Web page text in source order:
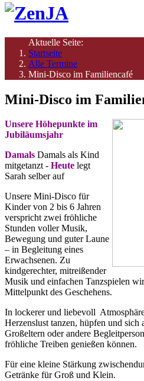
Aktuelle Seite:
Startseite
Alle Termine
Mini-Disco im Familiencafé
Mini-Disco im
Unsere Höhepunkte im
Jubiläumsjahr
Damals Damals als Kind
mitgetanzt- Heute legt
Sarah selber auf
Unsere Mini-Disco für
Kinder von 2 bis 6 Jahren
verspricht zwei fröhliche
Stunden voller Musik,
Bewegung und guter Laune
– in Begleitung eines
Erwachsenen. Zu
kindgerechter, mitreißender
Musik und einfachen Tanzspielen
Mittelpunkt des Geschehens.
In lockerer und liebevoll
Herzenslust tanzen, hüpfen und sich
Großeltern oder andere
fröhliche Treiben genießen können.
Für eine kleine Stärkung
Getränke für Groß und Klein.